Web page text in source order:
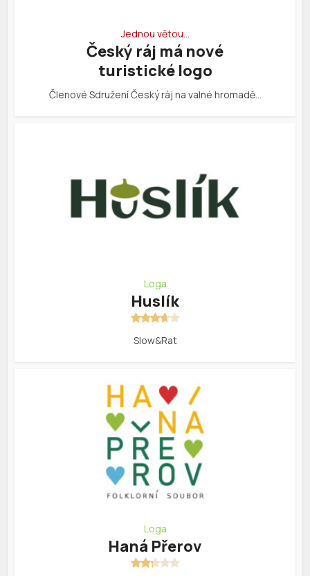
Jednou větou…
Český ráj má nové
turistické logo
Členové Sdružení Český ráj na valné hromadě…
Loga
Huslík
Slow&Rat
Loga
Haná Přerov